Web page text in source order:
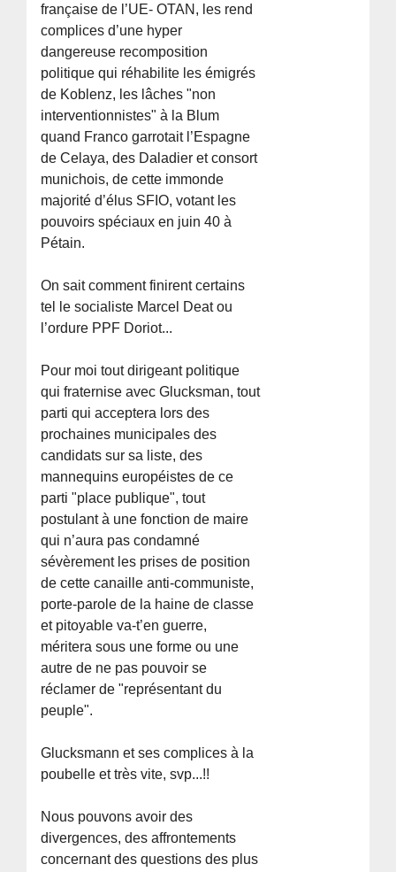
française de l’UE- OTAN, les rend
complices d’une hyper
dangereuse recomposition
politique qui réhabilite les émigrés
de Koblenz, les lâches "non
interventionnistes" à la Blum
quand Franco garrotait l’Espagne
de Celaya, des Daladier et consort
munichois, de cette immonde
majorité d’élus SFIO, votant les
pouvoirs spéciaux en juin 40 à
Pétain.
On sait comment finirent certains
tel le socialiste Marcel Deat ou
l’ordure PPF Doriot...
Pour moi tout dirigeant politique
qui fraternise avec Glucksman, tout
parti qui acceptera lors des
prochaines municipales des
candidats sur sa liste, des
mannequins européistes de ce
parti "place publique", tout
postulant à une fonction de maire
qui n’aura pas condamné
sévèrement les prises de position
de cette canaille anti-communiste,
porte-parole de la haine de classe
et pitoyable va-t’en guerre,
méritera sous une forme ou une
autre de ne pas pouvoir se
réclamer de "représentant du
peuple".
Glucksmann et ses complices à la
poubelle et très vite, svp...!!
Nous pouvons avoir des
divergences, des affrontements
concernant des questions des plus